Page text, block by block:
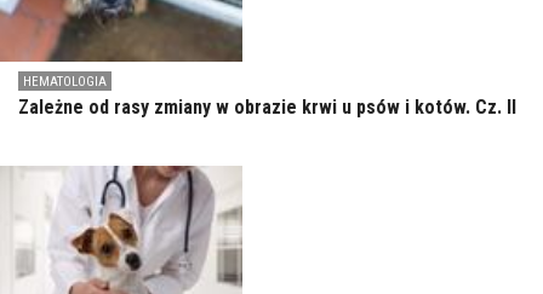
HEMATOLOGIA
Zależne od rasy zmiany w obrazie krwi u psów i kotów. Cz. II